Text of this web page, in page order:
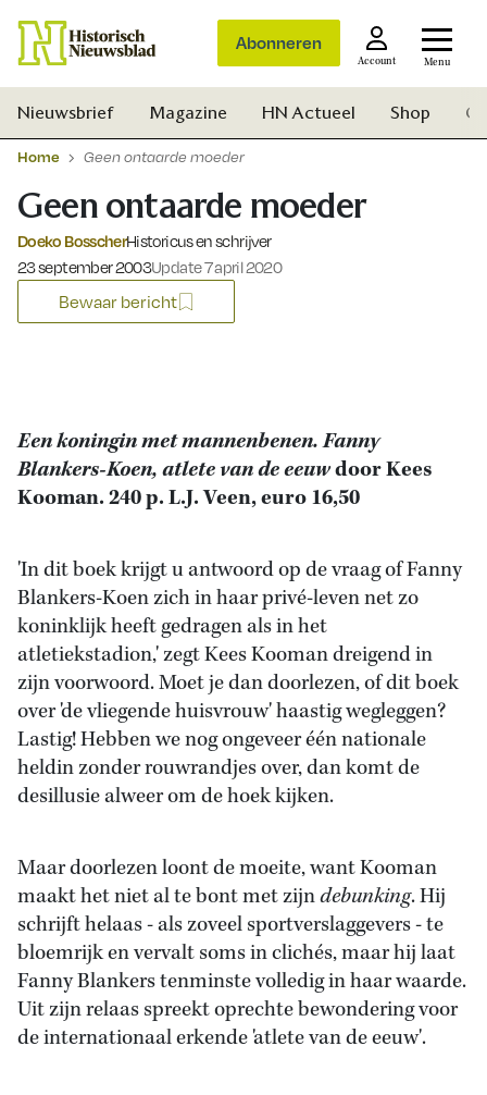
Abonneren
Account Menu
Zoek
Nieuwsbrief Magazine HN Actueel Shop
Home Geen ontaarde moeder
Geen ontaarde moeder
Doeko BosscherHistoricus en schrijver
Gepubliceerd op:
23 september 2003Update 7 april 2020
Bewaar bericht
Een koningin met mannenbenen. Fanny
Blankers-Koen, atlete van de eeuwdoor Kees
Kooman. 240 p. L.J. Veen, euro 16,50
'In dit boek krijgt u antwoord op de vraag of Fanny
Blankers-Koen zich in haar privé-leven net zo
koninklijk heeft gedragen als in het
atletiekstadion,' zegt Kees Kooman dreigend in
zijn voorwoord. Moet je dan doorlezen, of dit boek
over 'de vliegende huisvrouw' haastig wegleggen?
Lastig! Hebben we nog ongeveer één nationale
heldin zonder rouwrandjes over, dan komt de
desillusie alweer om de hoek kijken.
Maar doorlezen loont de moeite, want Kooman
maakt het niet al te bont met zijndebunking. Hij
schrijft helaas - als zoveel sportverslaggevers - te
bloemrijk en vervalt soms in clichés, maar hij laat
Fanny Blankers tenminste volledig in haar waarde.
Uit zijn relaas spreekt oprechte bewondering voor
de internationaal erkende 'atlete van de eeuw'.